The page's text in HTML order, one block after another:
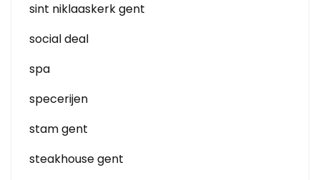
sint niklaaskerk gent
social deal
spa
specerijen
stam gent
steakhouse gent